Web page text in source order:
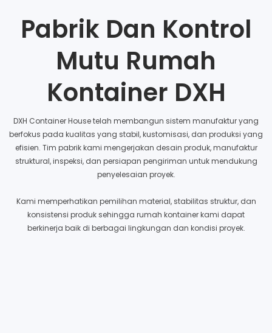
Pabrik Dan Kontrol
Mutu Rumah
Kontainer DXH
DXH Container House telah membangun sistem manufaktur yang
berfokus pada kualitas yang stabil, kustomisasi, dan produksi yang
efisien. Tim pabrik kami mengerjakan desain produk, manufaktur
struktural, inspeksi, dan persiapan pengiriman untuk mendukung
penyelesaian proyek.
Kami memperhatikan pemilihan material, stabilitas struktur, dan
konsistensi produk sehingga rumah kontainer kami dapat
berkinerja baik di berbagai lingkungan dan kondisi proyek.